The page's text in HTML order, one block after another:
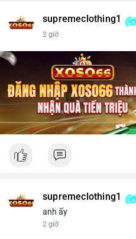
supremeclothing1
2 giờ
supremeclothing1
anh ấy
2 giờ